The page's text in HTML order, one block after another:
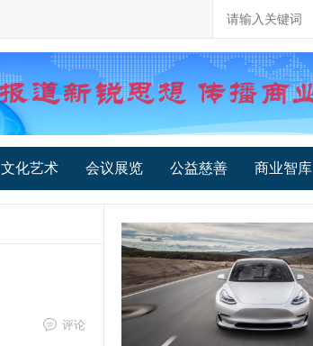
文化艺术 会议展览 公益慈善 商业智库
评论